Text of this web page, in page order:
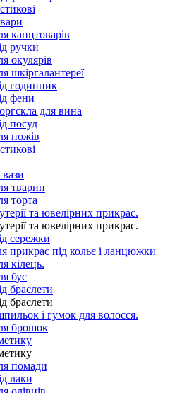
канцтоварів
ручки
окулярів
шкіргалантереї
годинник
фени
для вина
посуд
ножів
тварин
торта
та ювелірниx прикрас.
та ювелірниx прикрас.
сережки
прикрас під кольє і ланцюжки
кілець.
бус
браслети
браслети
і гумок для волосся.
брошок
помади
лаки